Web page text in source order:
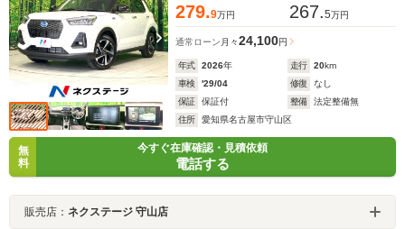
279.9万円 267.5万円
通常ローン 月々24,100円
年式 2026年 走行 20km
車検
'29/04 修復
なし
保証
保証付 整備
法定整備無
住所
愛知県名古屋市守山区
無
料
今すぐ在庫確認・見積依頼
電話する
販売店： ネクステージ 守山店